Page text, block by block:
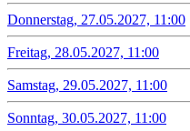
Donnerstag, 27.05.2027, 11:00
Freitag, 28.05.2027, 11:00
Samstag, 29.05.2027, 11:00
Sonntag, 30.05.2027, 11:00